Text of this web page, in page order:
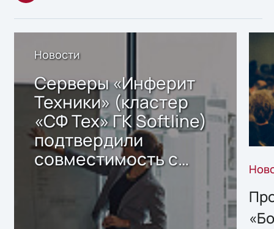
Новости
Серверы «Инферит
Техники» (кластер
«СФ Тех» ГК Softline)
подтвердили
совместимость с
решением Sharx
Storage 2.x для
хранения данных